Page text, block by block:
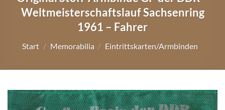
Weltmeisterschaftslauf Sachsenring
1961 – Fahrer
Start / Memorabilia / Eintrittskarten/Armbinden